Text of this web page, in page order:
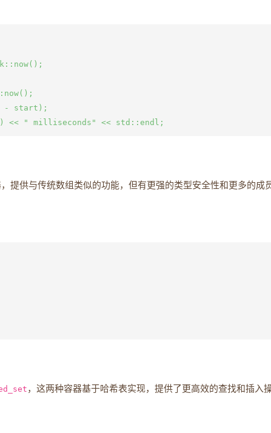
- start);
提供与传统数组类似的功能，但有更强的类型安全性和更多的成
，这两种容器基于哈希表实现，提供了更高效的查找和插入